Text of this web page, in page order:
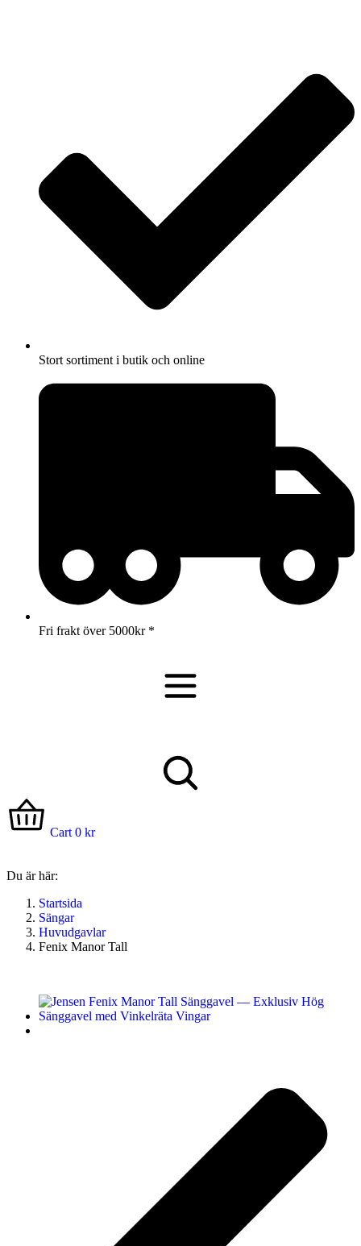
Stort sortiment i butik och online
Fri frakt över 5000kr *
Cart 0 kr
Du är här:
Startsida
Sängar
Huvudgavlar
Fenix Manor Tall